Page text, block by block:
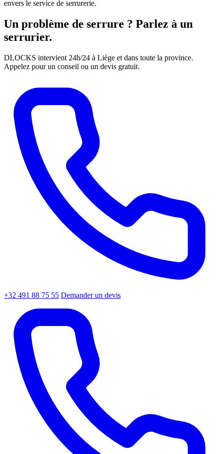
envers le service de serrurerie.
Un problème de serrure ? Parlez à un
serrurier.
DLOCKS intervient 24h/24 à Liège et dans toute la province.
Appelez pour un conseil ou un devis gratuit.
+32 491 88 75 55 Demander un devis